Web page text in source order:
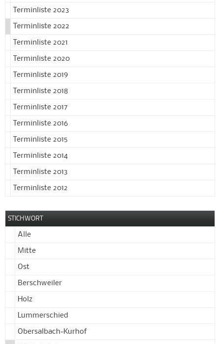
Terminliste 2023
Terminliste 2022
Terminliste 2021
Terminliste 2020
Terminliste 2019
Terminliste 2018
Terminliste 2017
Terminliste 2016
Terminliste 2015
Terminliste 2014
Terminliste 2013
Terminliste 2012
STICHWORT
Alle
Mitte
Ost
Berschweiler
Holz
Lummerschied
Obersalbach-Kurhof